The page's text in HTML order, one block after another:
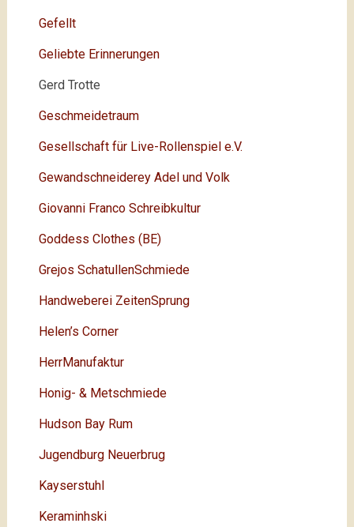
Gefellt
Geliebte Erinnerungen
Gerd Trotte
Geschmeidetraum
Gesellschaft für Live-Rollenspiel e.V.
Gewandschneiderey Adel und Volk
Giovanni Franco Schreibkultur
Goddess Clothes (BE)
Grejos SchatullenSchmiede
Handweberei ZeitenSprung
Helen’s Corner
HerrManufaktur
Honig- & Metschmiede
Hudson Bay Rum
Jugendburg Neuerbrug
Kayserstuhl
Keraminhski